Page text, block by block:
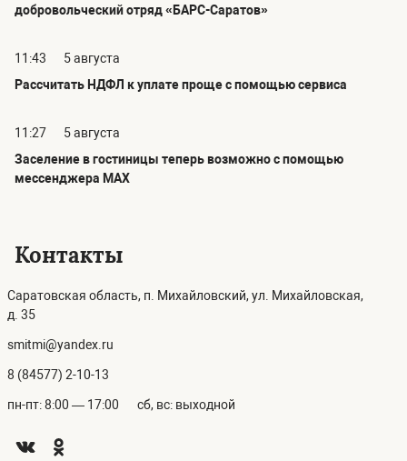
добровольческий отряд «БАРС-Саратов»
11:43
5 августа
Рассчитать НДФЛ к уплате проще с помощью сервиса
11:27
5 августа
Заселение в гостиницы теперь возможно с помощью
мессенджера MAX
Контакты
Саратовская область, п. Михайловский, ул. Михайловская,
д. 35
smitmi@yandex.ru
8 (84577) 2-10-13
пн-пт: 8:00 — 17:00 сб, вс: выходной